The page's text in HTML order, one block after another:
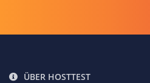
ÜBER HOSTTEST